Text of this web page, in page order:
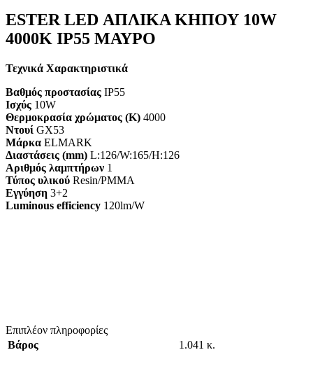
ESTER LED ΑΠΛΙΚΑ ΚΗΠΟΥ 10W
4000K IP55 ΜΑΥΡΟ
Τεχνικά Χαρακτηριστικά
Βαθμός προστασίας IP55
Ισχύς 10W
Θερμοκρασία χρώματος (K) 4000
Ντουί GX53
Μάρκα ELMARK
Διαστάσεις (mm) L:126/W:165/H:126
Αριθμός λαμπτήρων 1
Τύπος υλικού Resin/PMMA
Εγγύηση 3+2
Luminous efficiency 120lm/W
Επιπλέον πληροφορίες
Βάρος
1.041 κ.